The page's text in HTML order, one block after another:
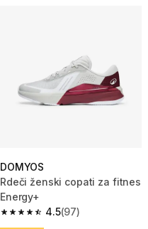
DOMYOS
Rdeči ženski copati za fitnes
Energy+
4.5
4.5 od 5 zvezdic from 97 ocene
(97)